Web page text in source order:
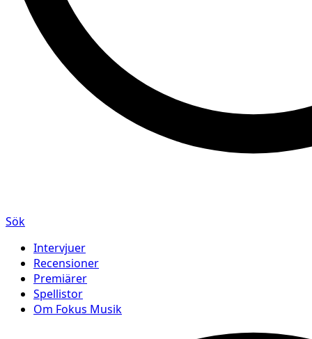
Sök
Intervjuer
Recensioner
Premiärer
Spellistor
Om Fokus Musik